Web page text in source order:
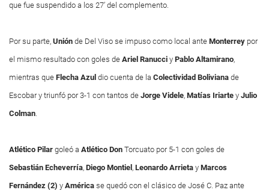
que fue suspendido a los 27’ del complemento.
Por su parte, Unión de Del Viso se impuso como local ante Monterrey por
el mismo resultado con goles de Ariel Ranucci y Pablo Altamirano,
mientras que Flecha Azul dio cuenta de la Colectividad Boliviana de
Escobar y triunfó por 3-1 con tantos de Jorge Videle, Matías Iriarte y Julio
Colman.
Atlético Pilar goleó a Atlético Don Torcuato por 5-1 con goles de
Sebastián Echeverría, Diego Montiel , Leonardo Arrieta y Marcos
Fernández (2) y América se quedó con el clásico de José C. Paz ante